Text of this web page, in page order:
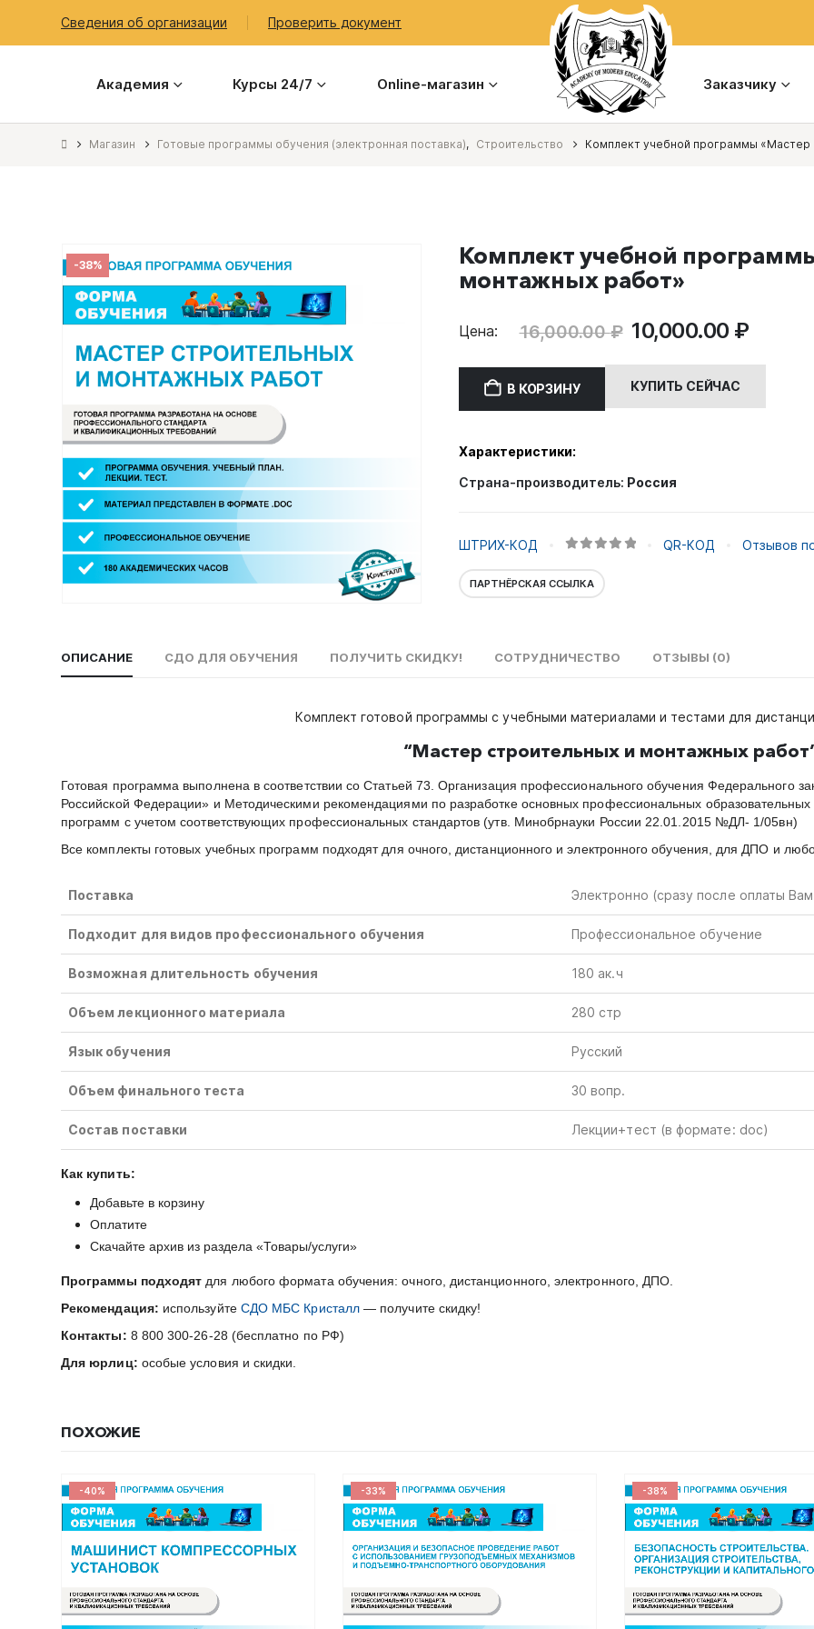
Сведения об организации Проверить документ
Академия Курсы 24/7 Online-магазин Заказчику
Магазин Готовые программы обучения (электронная поставка), Строительство Комплект учебной программы «Мастер
-38%
Комплект учебной
монтажных работ»
Цена: 16,000.00₽ Первоначальная
составляла
16,000.00 ₽.
10,000.00 ₽
В КОРЗИНУ КУПИТЬ СЕЙЧАС
Характеристики:
Страна-производитель: Россия
ШТРИХ-КОД QR-КОД Отзывов
ПАРТНЁРСКАЯ ССЫЛКА
ОПИСАНИЕ СДО ДЛЯ ОБУЧЕНИЯ ПОЛУЧИТЬ СКИДКУ! СОТРУДНИЧЕСТВО ОТЗЫВЫ (0)
Комплект готовой программы с учебными материалами и тестами для
“Мастер строительных и монтажных работ
Готовая программа выполнена в соответствии со Статьей 73. Организация профессионального обучения Федерального
Российской Федерации» и Методическими рекомендациями по разработке основных профессиональных
программ с учетом соответствующих профессиональных стандартов (утв. Минобрнауки России 22.01.2015 №ДЛ- 1/05вн)
Все комплекты готовых учебных программ подходят для очного, дистанционного и электронного обучения, для ДПО и
Поставка Электронно (сразу после оплаты
Подходит для видов профессионального обучения Профессиональное обучение
Возможная длительность обучения 180 ак.ч
Объем лекционного материала 280 стр
Язык обучения Русский
Объем финального теста 30 вопр.
Состав поставки Лекции+тест (в формате: doc)
Как купить:
Добавьте в корзину
Оплатите
Скачайте архив из раздела «Товары/услуги»
Программы подходят для любого формата обучения: очного, дистанционного, электронного, ДПО.
Рекомендация: используйте СДО МБС Кристалл— получите скидку!
Контакты: 8 800 300-26-28 (бесплатно по РФ)
Для юрлиц: особые условия и скидки.
ПОХОЖИЕ
-33% -38% -40%